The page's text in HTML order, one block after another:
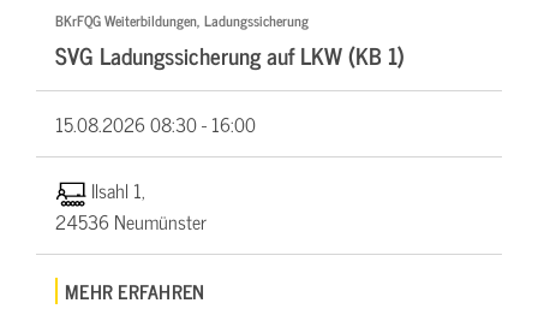
BKrFQG Weiterbildungen, Ladungssicherung
SVG Ladungssicherung auf LKW (KB 1)
15.08.202608:30 - 16:00
Ilsahl 1,
24536 Neumünster
MEHR ERFAHREN